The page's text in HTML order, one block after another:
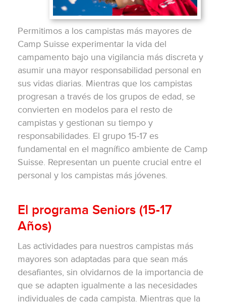
Permitimos a los campistas más mayores de
Camp Suisse experimentar la vida del
campamento bajo una vigilancia más discreta y
asumir una mayor responsabilidad personal en
sus vidas diarias. Mientras que los campistas
progresan a través de los grupos de edad, se
convierten en modelos para el resto de
campistas y gestionan su tiempo y
responsabilidades. El grupo 15-17 es
fundamental en el magnífico ambiente de Camp
Suisse. Representan un puente crucial entre el
personal y los campistas más jóvenes.
El programa Seniors (15-17
Años)
Las actividades para nuestros campistas más
mayores son adaptadas para que sean más
desafiantes, sin olvidarnos de la importancia de
que se adapten igualmente a las necesidades
individuales de cada campista. Mientras que la